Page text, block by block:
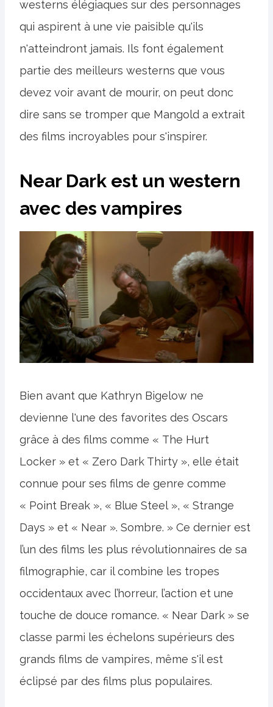
westerns élégiaques sur des personnages
qui aspirent à une vie paisible qu'ils
n'atteindront jamais. Ils font également
partie des meilleurs westerns que vous
devez voir avant de mourir, on peut donc
dire sans se tromper que Mangold a extrait
des films incroyables pour s'inspirer.
Near Dark est un western
avec des vampires
Bien avant que Kathryn Bigelow ne
devienne l'une des favorites des Oscars
grâce à des films comme « The Hurt
Locker » et « Zero Dark Thirty », elle était
connue pour ses films de genre comme
« Point Break », « Blue Steel », « Strange
Days » et « Near ». Sombre. » Ce dernier est
l’un des films les plus révolutionnaires de sa
filmographie, car il combine les tropes
occidentaux avec l’horreur, l’action et une
touche de douce romance. « Near Dark » se
classe parmi les échelons supérieurs des
grands films de vampires, même s'il est
éclipsé par des films plus populaires.